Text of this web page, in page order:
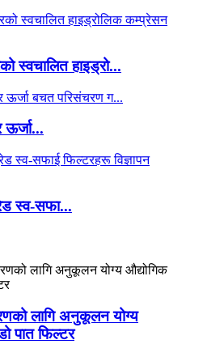
स्वचालित हाइड्रो...
ऊर्जा...
स्व-सफा...
लागि अनुकूलन योग्य
पात फिल्टर